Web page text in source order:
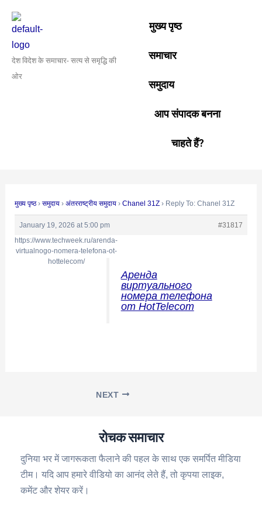
content
देश विदेश के समाचार- सत्य से समृद्धि की
ओर
मुख्य पृष्ठ
समाचार
समुदाय
आप संपादक बनना
चाहते हैं?
मुख्य पृष्ठ › समुदाय › अंतरराष्ट्रीय समुदाय › Chanel 31Z › Reply To: Chanel 31Z
January 19, 2026 at 5:00 pm
#31817
https://www.techweek.ru/arenda-
virtualnogo-nomera-telefona-ot-
hottelecom/
Аренда
виртуального
номера телефона
от HotTelecom
navigation
NEXT
रोचक समाचार
दुनिया भर में जागरूकता फैलाने की पहल के साथ एक समर्पित मीडिया
टीम। यदि आप हमारे वीडियो का आनंद लेते हैं, तो कृपया लाइक,
कमेंट और शेयर करें।